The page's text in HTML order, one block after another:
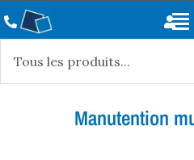
Aller
contenu
Manutention